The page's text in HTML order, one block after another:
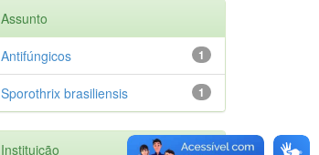
Assunto
1
Antifúngicos
1
Sporothrix brasiliensis
Instituição